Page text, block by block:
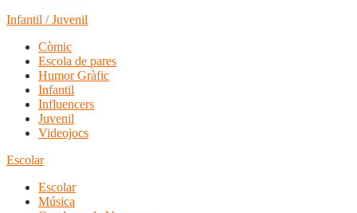
Infantil / Juvenil
Còmic
Escola de pares
Humor Gràfic
Infantil
Influencers
Juvenil
Videojocs
Escolar
Escolar
Música